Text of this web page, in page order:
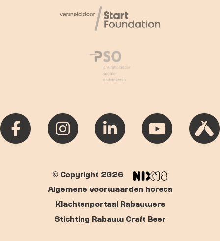
© Copyright 2026
Algemene voorwaarden horeca
Klachtenportaal Rabauwers
Stichting Rabauw Craft Beer